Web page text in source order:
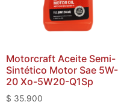
Motorcraft Aceite Semi-
Sintético Motor Sae 5W-
20 Xo-5W20-Q1Sp
$ 35.900